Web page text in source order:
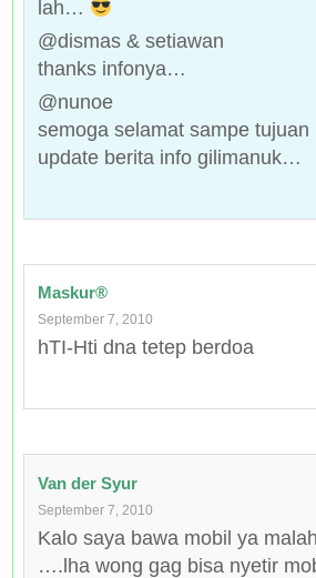
lah…
@dismas & setiawan
thanks infonya…
@nunoe
semoga selamat sampe tujuan
update berita info gilimanuk…
Maskur®
September 7, 2010
hTI-Hti dna tetep berdoa
Van der Syur
September 7, 2010
Kalo saya bawa mobil ya
….lha wong gag bisa nyetir